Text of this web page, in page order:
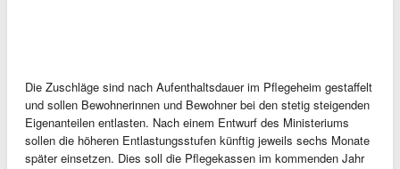
Die Zuschläge sind nach Aufenthaltsdauer im Pflegeheim gestaffelt
und sollen Bewohnerinnen und Bewohner bei den stetig steigenden
Eigenanteilen entlasten. Nach einem Entwurf des Ministeriums
sollen die höheren Entlastungsstufen künftig jeweils sechs Monate
später einsetzen. Dies soll die Pflegekassen im kommenden Jahr